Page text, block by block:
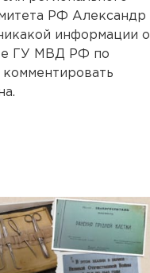
РФ Александр
информации о
ГУ МВД РФ по